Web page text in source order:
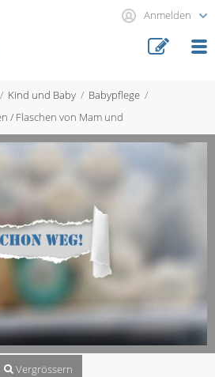
Anmelden
Kind und Baby
Babypflege
/ Flaschen von Mam und
Vergrössern